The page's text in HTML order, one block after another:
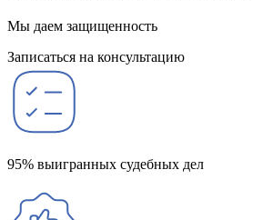
Мы даем защищенность
Записаться на консультацию
95% выигранных судебных дел